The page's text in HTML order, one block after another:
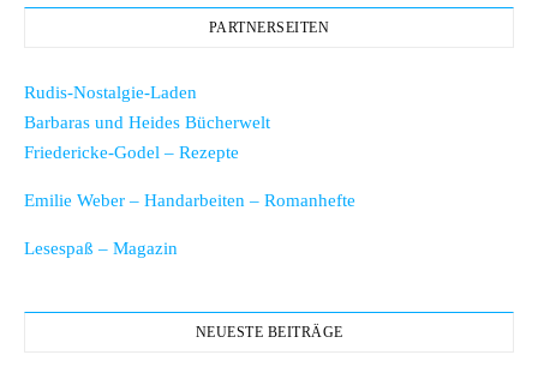
PARTNERSEITEN
Rudis-Nostalgie-Laden
Barbaras und Heides Bücherwelt
Friedericke-Godel – Rezepte
Emilie Weber – Handarbeiten – Romanhefte
Lesespaß – Magazin
NEUESTE BEITRÄGE